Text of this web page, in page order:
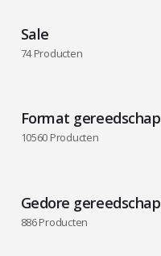
Sale
74Producten
Format gereedschap
10560 Producten
Gedore gereedschap
886Producten